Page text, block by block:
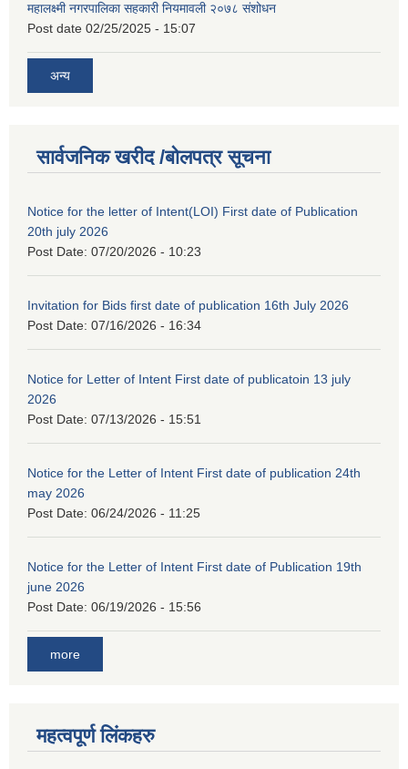
महालक्ष्मी नगरपालिका सहकारी नियमावली २०७८ संशोधन
Post date 02/25/2025 - 15:07
अन्य
सार्वजनिक खरीद /बोलपत्र सूचना
Notice for the letter of Intent(LOI) First date of Publication
20th july 2026
Post Date: 07/20/2026 - 10:23
Invitation for Bids first date of publication 16th July 2026
Post Date: 07/16/2026 - 16:34
Notice for Letter of Intent First date of publicatoin 13 july
2026
Post Date: 07/13/2026 - 15:51
Notice for the Letter of Intent First date of publication 24th
may 2026
Post Date: 06/24/2026 - 11:25
Notice for the Letter of Intent First date of Publication 19th
june 2026
Post Date: 06/19/2026 - 15:56
more
महत्वपूर्ण लिंकहरु